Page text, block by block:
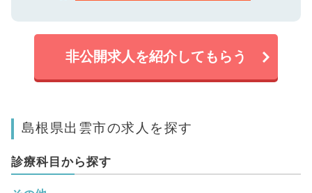
非公開求人を紹介してもらう
島根県出雲市の求人を探す
診療科目から探す